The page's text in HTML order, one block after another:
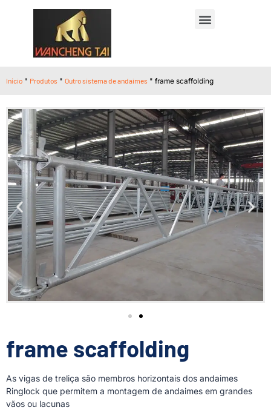
Início " Produtos " Outro sistema de andaimes " frame scaffolding
frame scaffolding
As vigas de treliça são membros horizontais dos andaimes
Ringlock que permitem a montagem de andaimes em grandes
vãos ou lacunas